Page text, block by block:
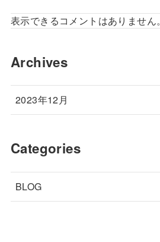
表示できるコメントはありません。
Archives
2023年12月
Categories
BLOG